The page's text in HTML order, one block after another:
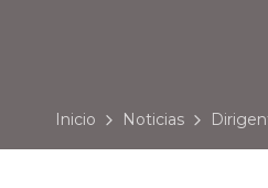
Inicio Noticias